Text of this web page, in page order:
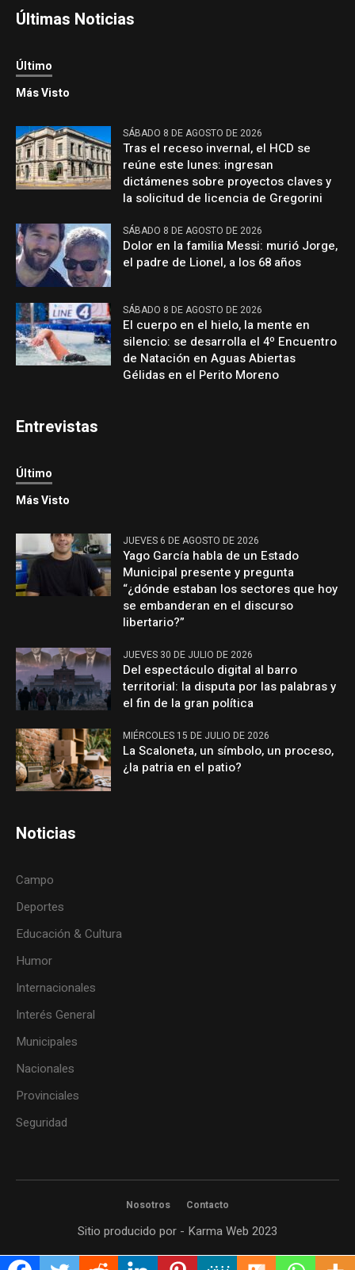
Últimas Noticias
Último
Más Visto
SÁBADO 8 DE AGOSTO DE 2026
Tras el receso invernal, el HCD se
reúne este lunes: ingresan
dictámenes sobre proyectos claves y
la solicitud de licencia de Gregorini
SÁBADO 8 DE AGOSTO DE 2026
Dolor en la familia Messi: murió Jorge,
el padre de Lionel, a los 68 años
SÁBADO 8 DE AGOSTO DE 2026
El cuerpo en el hielo, la mente en
silencio: se desarrolla el 4º Encuentro
de Natación en Aguas Abiertas
Gélidas en el Perito Moreno
Entrevistas
Último
Más Visto
JUEVES 6 DE AGOSTO DE 2026
Yago García habla de un Estado
Municipal presente y pregunta
“¿dónde estaban los sectores que hoy
se embanderan en el discurso
libertario?”
JUEVES 30 DE JULIO DE 2026
Del espectáculo digital al barro
territorial: la disputa por las palabras y
el fin de la gran política
MIÉRCOLES 15 DE JULIO DE 2026
La Scaloneta, un símbolo, un proceso,
¿la patria en el patio?
Noticias
Campo
Deportes
Educación & Cultura
Humor
Internacionales
Interés General
Municipales
Nacionales
Provinciales
Seguridad
Nosotros Contacto
Sitio producido por - Karma Web 2023